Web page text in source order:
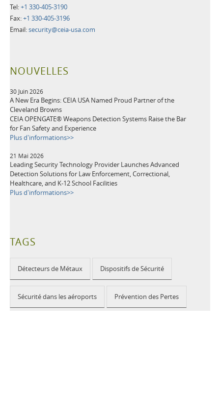
Tel:+1 330-405-3190
Fax:+1 330-405-3196
Email:security@ceia-usa.com
NOUVELLES
30 Juin 2026
A New Era Begins: CEIA USA Named Proud Partner of the
Cleveland Browns
CEIA OPENGATE® Weapons Detection Systems Raise the Bar
for Fan Safety and Experience
Plus d'informations>>
21 Mai 2026
Leading Security Technology Provider Launches Advanced
Detection Solutions for Law Enforcement, Correctional,
Healthcare, and K-12 School Facilities
Plus d'informations>>
TAGS
Détecteurs de Métaux Dispositifs de Sécurité
Sécurité dans les aéroports Prévention des Pertes